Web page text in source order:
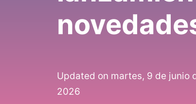
Updated on martes, 9 de junio
2026